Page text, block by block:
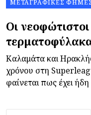
ΜΕΤΑΓΡΑΦΙΚΈΣ
Οι
Καλαμάτα και
χρόνου στη
φαίνεται πως έχει ήδη